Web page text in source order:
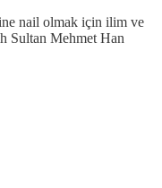
nail olmak için ilim ve
Sultan Mehmet Han